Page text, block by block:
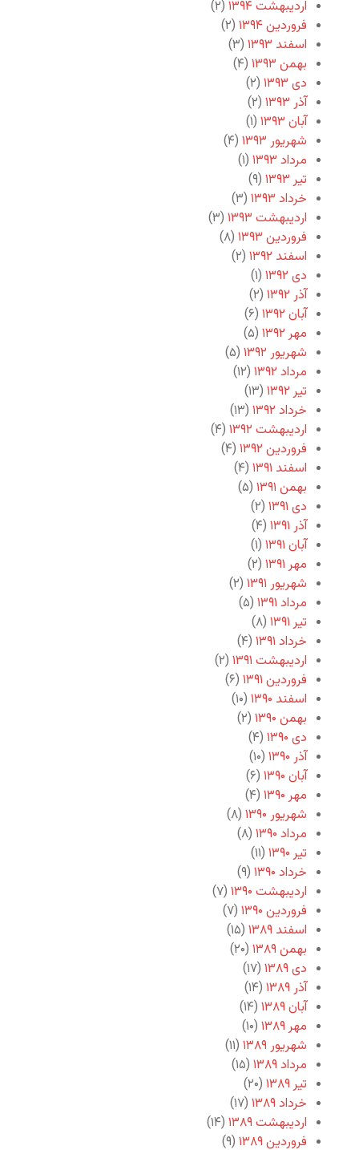
اردیبهشت ۱۳۹۴
(۲)
فروردین ۱۳۹۴
(۲)
اسفند ۱۳۹۳
(۳)
بهمن ۱۳۹۳
(۴)
دی ۱۳۹۳
(۲)
آذر ۱۳۹۳
(۲)
آبان ۱۳۹۳
(۱)
شهریور ۱۳۹۳
(۴)
مرداد ۱۳۹۳
(۱)
تیر ۱۳۹۳
(۹)
خرداد ۱۳۹۳
(۳)
اردیبهشت ۱۳۹۳
(۳)
فروردین ۱۳۹۳
(۸)
اسفند ۱۳۹۲
(۲)
دی ۱۳۹۲
(۱)
آذر ۱۳۹۲
(۲)
آبان ۱۳۹۲
(۶)
مهر ۱۳۹۲
(۵)
شهریور ۱۳۹۲
(۵)
مرداد ۱۳۹۲
(۱۲)
تیر ۱۳۹۲
(۱۳)
خرداد ۱۳۹۲
(۱۳)
اردیبهشت ۱۳۹۲
(۴)
فروردین ۱۳۹۲
(۴)
اسفند ۱۳۹۱
(۴)
بهمن ۱۳۹۱
(۵)
دی ۱۳۹۱
(۲)
آذر ۱۳۹۱
(۴)
آبان ۱۳۹۱
(۱)
مهر ۱۳۹۱
(۲)
شهریور ۱۳۹۱
(۲)
مرداد ۱۳۹۱
(۵)
تیر ۱۳۹۱
(۸)
خرداد ۱۳۹۱
(۴)
اردیبهشت ۱۳۹۱
(۲)
فروردین ۱۳۹۱
(۶)
اسفند ۱۳۹۰
(۱۰)
بهمن ۱۳۹۰
(۲)
دی ۱۳۹۰
(۴)
آذر ۱۳۹۰
(۱۰)
آبان ۱۳۹۰
(۶)
مهر ۱۳۹۰
(۴)
شهریور ۱۳۹۰
(۸)
مرداد ۱۳۹۰
(۸)
تیر ۱۳۹۰
(۱۱)
خرداد ۱۳۹۰
(۹)
اردیبهشت ۱۳۹۰
(۷)
فروردین ۱۳۹۰
(۷)
اسفند ۱۳۸۹
(۱۵)
بهمن ۱۳۸۹
(۲۰)
دی ۱۳۸۹
(۱۷)
آذر ۱۳۸۹
(۱۴)
آبان ۱۳۸۹
(۱۴)
مهر ۱۳۸۹
(۱۰)
شهریور ۱۳۸۹
(۱۱)
مرداد ۱۳۸۹
(۱۵)
تیر ۱۳۸۹
(۲۰)
خرداد ۱۳۸۹
(۱۷)
اردیبهشت ۱۳۸۹
(۱۴)
فروردین ۱۳۸۹
(۹)